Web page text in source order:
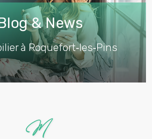
& News
à Roquefort‑les‑Pins